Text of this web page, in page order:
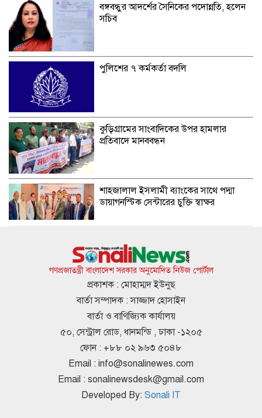
বঙ্গবন্ধুর আদর্শের সৈনিকের পদোন্নতি, হলেন
সচিব
পুলিশের ৭ কর্মকর্তা বদলি
কুড়িগ্রামের সাংবাদিকের উপর হামলার
প্রতিবাদে মানববন্ধন
শাহ্জালাল ইসলামী ব্যাংকের সাথে পদ্মা
ডায়াগনস্টিক সেন্টারের চুক্তি স্বাক্ষর
খুলনায় অস্ত্রসহ সন্ত্রাসী গ্রুপের সদস্য রুবেল
গ্রেপ্তার
দফায় দফায় সময় বাড়ালেও ৬২ শতাংশ
টিআইএনধারী রিটার্ন দেয়নি
দুই বছরেই গর্ত আর খানাখন্দে ভরা ৪৭৫
কোটির ঈশ্বরদী-বানেশ্বর সড়ক
গণপ্রজাতন্ত্রী বাংলাদেশ সরকার অনুমোদিত নিউজ পোর্টাল
প্রকাশক : মোহাম্মদ ইউনুছ
বার্তা সম্পাদক : সাজ্জাদ হোসাইন
বার্তা ও বাণিজ্যিক কার্যালয়
৫০, সেন্ট্রাল রোড, ধানমন্ডি , ঢাকা -১২০৫
ফোন : +৮৮ ০২ ৯৬৩ ৫০৪৮
Email : info@sonalinewes.com
Email : sonalinewsdesk@gmail.com
Developed By: Sonali IT